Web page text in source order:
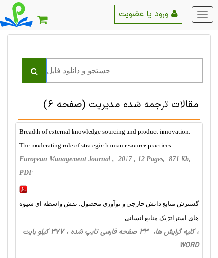
منو
اصلی
مقالات ترجمه شده مديريت (صفحه 6)
Breadth of external knowledge sourcing and product innovation:
The moderating role of strategic human resource practices
European Management Journal , 2017 , 12 Pages, 871 Kb,
PDF
گسترش منابع دانش خارجی و نوآوری محصول: نقش واسطه ای شیوه
های استراتژیک منابع انسانی
، کلیه گرایش ها، 33 صفحه فارسی تایپ شده ، 377 کیلو بایت
WORD